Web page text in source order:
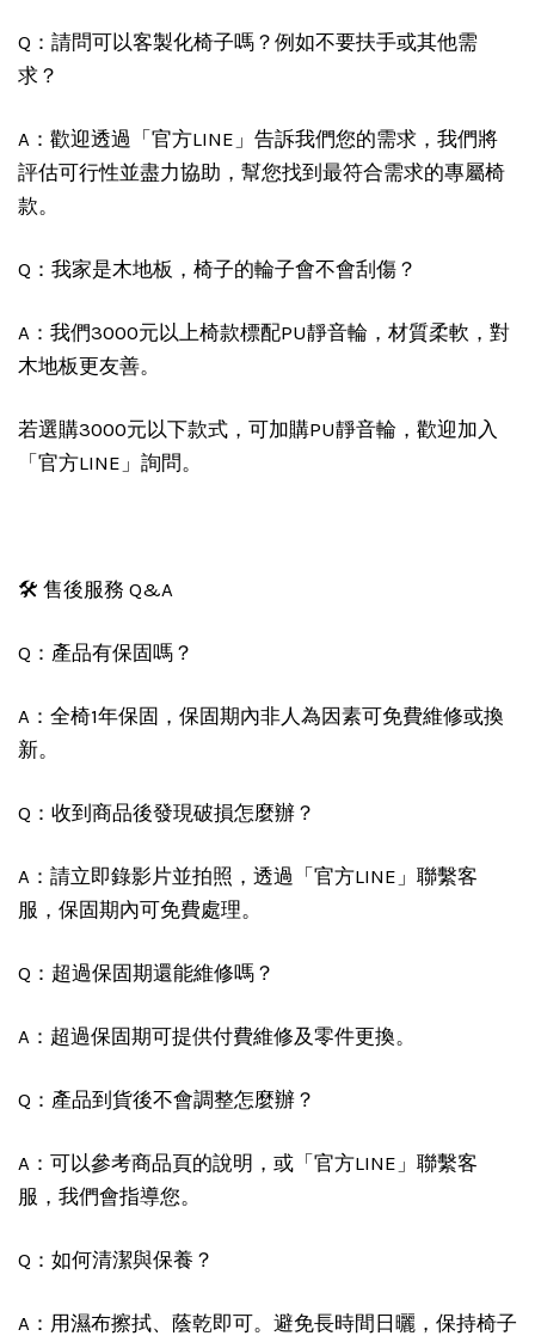
Q：請問可以客製化椅子嗎？例如不要扶手或其他需
求？
A：歡迎透過「官方LINE」告訴我們您的需求，我們將
評估可行性並盡力協助，幫您找到最符合需求的專屬椅
款。
Q：我家是木地板，椅子的輪子會不會刮傷？
A：我們3000元以上椅款標配PU靜音輪，材質柔軟，對
木地板更友善。
若選購3000元以下款式，可加購PU靜音輪，歡迎加入
「官方LINE」詢問。
🛠️ 售後服務 Q&A
Q：產品有保固嗎？
A：全椅1年保固，保固期內非人為因素可免費維修或換
新。
Q：收到商品後發現破損怎麼辦？
A：請立即錄影片並拍照，透過「官方LINE」聯繫客
服，保固期內可免費處理。
Q：超過保固期還能維修嗎？
A：超過保固期可提供付費維修及零件更換。
Q：產品到貨後不會調整怎麼辦？
A：可以參考商品頁的說明，或「官方LINE」聯繫客
服，我們會指導您。
Q：如何清潔與保養？
A：用濕布擦拭、蔭乾即可。避免長時間日曬，保持椅子